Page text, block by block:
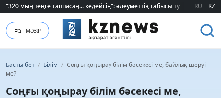
"320 мың теңге таппасаң... кедейсің": әлеуметтің табысы туралы түсінігі
"320 мың теңге таппасаң... кедейсің": әлеуметтің табысы туралы түсінігі
RU KZ
МӘЗІР
Басты бет / Білім / Соңғы қоңырау білім бәсекесі ме, байлық шеруі
ме?
Соңғы қоңырау білім бәсекесі ме,